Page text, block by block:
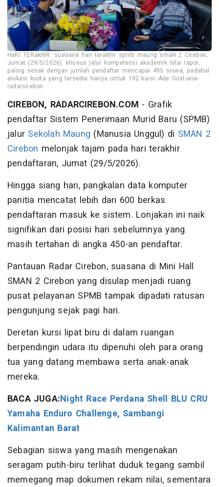
HaRI TERakHIR: suasana hari terakhir spmb maung smaN 2 Cirebon,
Jumat (29/5/2026). khusus jalur kompetensi akademik nilai rapor,
paling sesak dengan jumlah pendaftar mencapai 495 siswa, padahal
alokasi kuota yang tersedia hanya untuk 192 kursi.-Ade Gustiana-
radarcirebon
CIREBON, RADARCIREBON.COM - Grafik
pendaftar Sistem Penerimaan Murid Baru (SPMB)
jalur Sekolah Maung (Manusia Unggul) di SMAN 2
Cirebon melonjak tajam pada hari terakhir
pendaftaran, Jumat (29/5/2026).
Hingga siang hari, pangkalan data komputer
panitia mencatat lebih dari 600 berkas
pendaftaran masuk ke sistem. Lonjakan ini naik
signifikan dari posisi hari sebelumnya yang
masih tertahan di angka 450-an pendaftar.
Pantauan Radar Cirebon, suasana di Mini Hall
SMAN 2 Cirebon yang disulap menjadi ruang
pusat pelayanan SPMB tampak dipadati ratusan
pengunjung sejak pagi hari.
Deretan kursi lipat biru di dalam ruangan
berpendingin udara itu dipenuhi oleh para orang
tua yang datang membawa serta anak-anak
mereka.
BACA JUGA:Night Race Perdana Shell BLU CRU
Yamaha Enduro Challenge, Sambangi
Kalimantan Barat
Sebagian siswa yang masih mengenakan
seragam putih-biru terlihat duduk tegang sambil
memegang map dokumen rekam nilai, sementara